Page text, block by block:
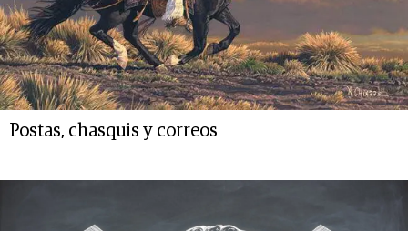
Postas, chasquis y correos